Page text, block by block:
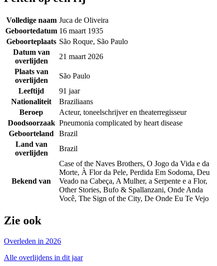
Volledige naam Juca de Oliveira
Geboortedatum 16 maart 1935
Geboorteplaats São Roque, São Paulo
Datum van
overlijden
21 maart 2026
Plaats van
overlijden
São Paulo
Leeftijd
91 jaar
Nationaliteit
Braziliaans
Beroep
Acteur, toneelschrijver en theaterregisseur
Doodsoorzaak Pneumonia complicated by heart disease
Geboorteland
Brazil
Land van
overlijden
Brazil
Bekend van
Case of the Naves Brothers, O Jogo da Vida e da
Morte, À Flor da Pele, Perdida Em Sodoma, Deu
Veado na Cabeça, A Mulher, a Serpente e a Flor,
Other Stories, Bufo & Spallanzani, Onde Anda
Você, The Sign of the City, De Onde Eu Te Vejo
Zie ook
Overleden in 2026
Alle overlijdens in dit jaar